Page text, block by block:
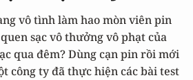
vô tình làm hao mòn viên pin
sạc vô thưởng vô phạt của
qua đêm? Dùng cạn pin rồi mới
công ty đã thực hiện các bài test